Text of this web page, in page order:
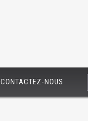
CONTACTEZ-NOUS